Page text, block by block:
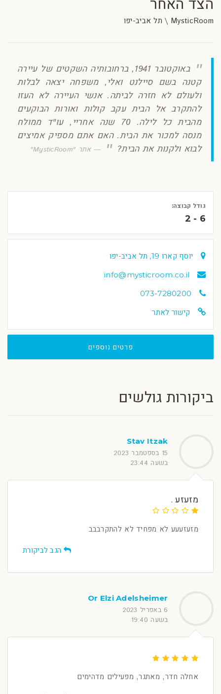
הצד האחר
MysticRoom \ תל אביב-יפו
באוקטובר 1941, ברחובותיה השקטים של עיירה
קטנה בשם סיילנט ואלי, משפחה יצאה לבלות
ולעולם לא חזרה לביתה. אנשי העיירה לא העזו
להתקרב אל הבית עקב קולות ואורות הבוקעים
מהבית כל לילה. 70 שנה אחריי, עו"ד ממולח
מנסה למכור את הבית. האם אתם מספיק אמיצים
לבוא ולקנות את הבית?
אתר "MysticRoom"
גודל קבוצה:
2 - 6
יוסף קארו 19, תל אביב-יפו
info@mysticroom.co.il
073-7280200
קישור לאתר
פרטים נוספים
ביקורות גולשים
Stav Itzak
15 בספטמבר 2023
בשעה 23:44
מזעזע .
מזעזעעע לא מפחיד לא להתקרבבב
הגב לביקורת
Or Elzi Adelsheimer
6 באפריל 2023
בשעה 19:40
אחלה חדר, מאתגר, מפעילים מדהימים